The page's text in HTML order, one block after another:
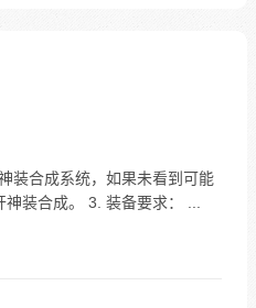
装合成系统，如果未看到可能
装合成。 3. 装备要求： ...